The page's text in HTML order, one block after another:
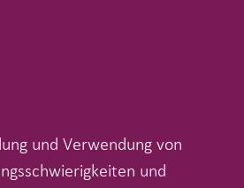
und Verwendung von
und